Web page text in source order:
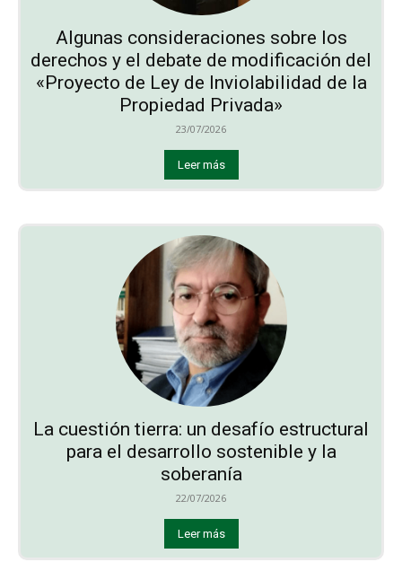
Algunas consideraciones sobre los
derechos y el debate de modificación del
«Proyecto de Ley de Inviolabilidad de la
Propiedad Privada»
23/07/2026
Leer más
La cuestión tierra: un desafío estructural
para el desarrollo sostenible y la
soberanía
22/07/2026
Leer más